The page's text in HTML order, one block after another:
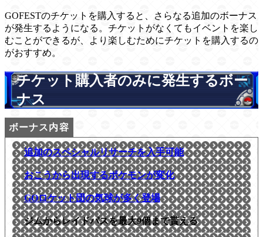
GOFESTのチケットを購入すると、さらなる追加のボーナス
が発生するようになる。チケットがなくてもイベントを楽し
むことができるが、より楽しむためにチケットを購入するの
がおすすめ。
チケット購入者のみに発生するボー
ナス
追加のスペシャルリサーチを入手可能
おこうから出現するポケモンが変化
GOロケット団の気球が多く登場
ジムからレイドパスを最大9個まで貰える